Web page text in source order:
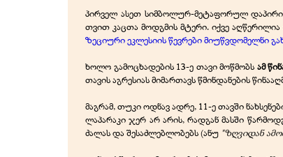
პირველ ასეთ სიმბოლურ-მეტაფორულ
თვით კაცთა მოდგმის მტერი. იქვე
ზეციური ეკლესიის წევრები მიუწვდომელნი
ხოლო გამოცხადების 13-ე თავი მოწმობს ამ
თავის აგრესიას მიმართავს წმინდანების
მაგრამ, თუკი ოდნავ ადრე, 11-ე თავში
ლაპარაკი ჯერ არ არის, რადგან მასში
ძალას და შესაძლებლობებს (ანუ "ზღვიდან